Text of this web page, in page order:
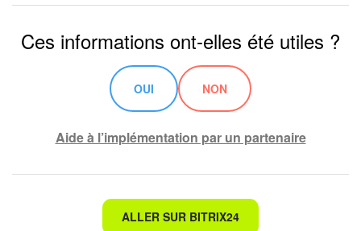
Ces informations ont-elles été utiles ?
OUI NON
Aide à l’implémentation par un partenaire
Ce n'est pas ce que je recherche
ALLER SUR BITRIX24